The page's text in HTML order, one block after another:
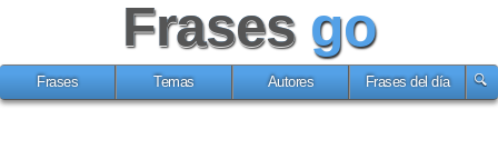
Frases go
Frases Temas Autores Frases del día